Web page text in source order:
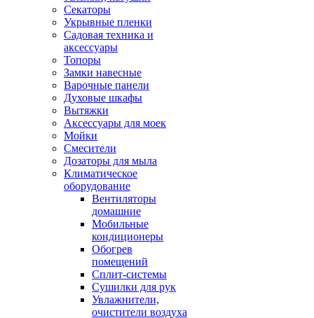
Секаторы
Укрывные пленки
Садовая техника и
аксессуары
Топоры
Замки навесные
Варочные панели
Духовые шкафы
Вытяжки
Аксессуары для моек
Мойки
Смесители
Дозаторы для мыла
Климатическое
оборудование
Вентиляторы
домашние
Мобильные
кондиционеры
Обогрев
помещений
Сплит-системы
Сушилки для рук
Увлажнители,
очистители воздуха